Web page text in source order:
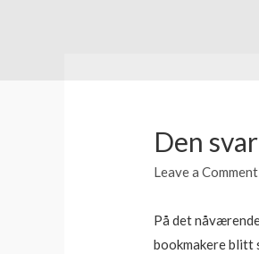
Den
Leave a Comment
På det
bookmakere blitt